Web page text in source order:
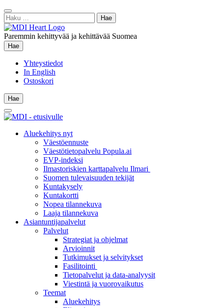
Siirry
sisältöön
Sulje
hae
Haku:
Paremmin kehittyvää ja kehittävää Suomea
Hae
Hae
Yhteystiedot
In English
Ostoskori
Hae
Hae
Main
Menu
Aluekehitys nyt
Väestöennuste
Väestötietopalvelu Popula.ai
EVP-indeksi
Ilmastoriskien karttapalvelu Ilmari
Suomen tulevaisuuden tekijät
Kuntakysely
Kuntakortti
Nopea tilannekuva
Laaja tilannekuva
Asiantuntijapalvelut
Palvelut
Strategiat ja ohjelmat
Arvioinnit
Tutkimukset ja selvitykset
Fasilitointi
Tietopalvelut ja data-analyysit
Viestintä ja vuorovaikutus
Teemat
Aluekehitys